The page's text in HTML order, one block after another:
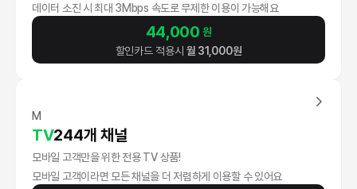
데이터 소진 시 최대 3Mbps 속도로 무제한 이용이 가능해요
44,000 원
할인카드 적용시 월 31,000원
M
TV244개 채널
모바일 고객만을 위한 전용 TV 상품!
모바일 고객이라면 모든 채널을 더 저렴하게 이용할 수 있어요